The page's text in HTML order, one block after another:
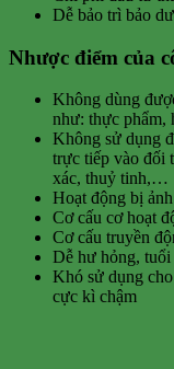
Dễ bảo trì bảo
Nhược điểm của
Không dùng
như: thực
Không sử dụng
trực tiếp vào đối
xác, thuỷ tinh,…
Hoạt động bị
Cơ cấu cơ hoạt
Cơ cấu truyền
Dễ hư hỏng, tuổi
Khó sử dụng
cực kì chậm